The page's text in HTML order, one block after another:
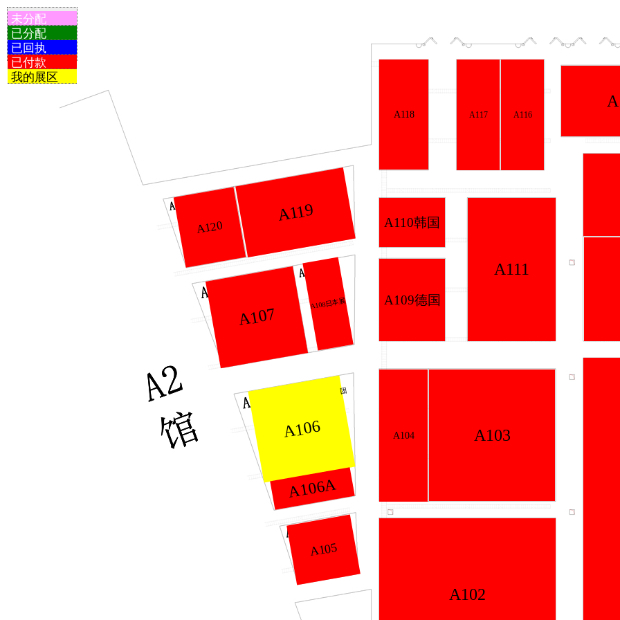
未分配
已分配
已回执
已付款
我的展区
A102
A103
A104
A109德国
A110韩国
A111
A116
A117
A118
A105
A106
A107
A108日本展
团
A120
A119
A106A